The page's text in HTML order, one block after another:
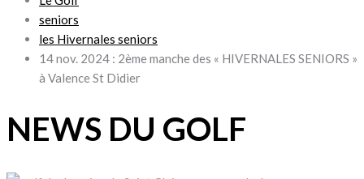
seniors
les Hivernales seniors
14 nov. 2024 : 2ème manche des « HIVERNALES SENIORS »
à Valence St Didier
NEWS DU GOLF